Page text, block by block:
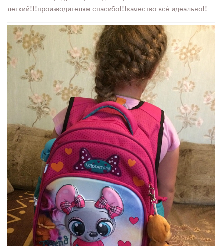
легкий!!!производителям спасибо!!!качество всё идеально!!